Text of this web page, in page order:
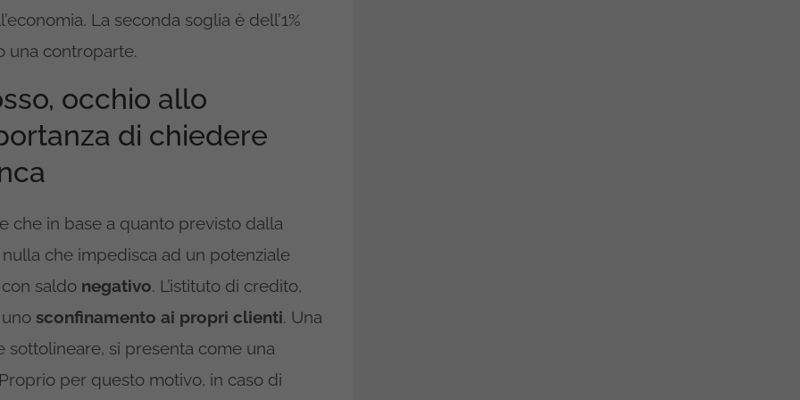
La seconda soglia è dell’1%
una controparte.
occhio allo
di chiedere
che in base a quanto previsto dalla
che impedisca ad un potenziale
saldo negativo. L’istituto di credito,
sconfinamento ai propri clienti. Una
sottolineare, si presenta come una
per questo motivo, in caso di